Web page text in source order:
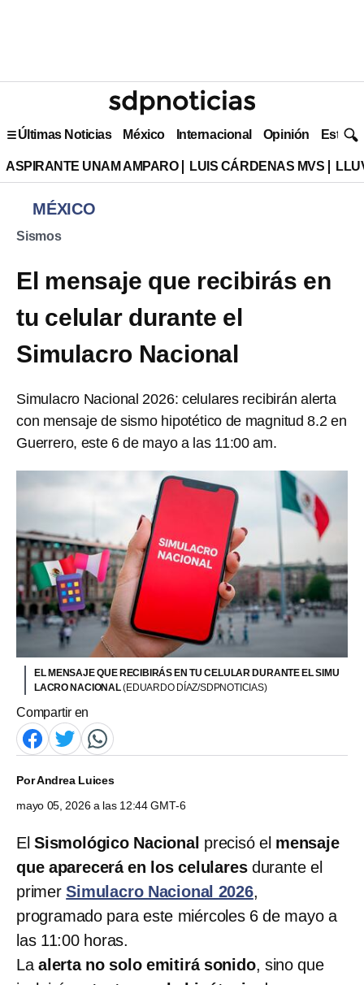
Últimas Noticias México Internacional Opinión Estilo
ASPIRANTE UNAM AMPARO LUIS CÁRDENAS MVS
MÉXICO
Sismos
El mensaje que recibirás en
tu celular durante el
Simulacro Nacional
Simulacro Nacional 2026: celulares recibirán alerta
con mensaje de sismo hipotético de magnitud 8.2 en
Guerrero, este 6 de mayo a las 11:00 am.
EL MENSAJE QUE RECIBIRÁS EN TU CELULAR DURANTE EL SIMU
LACRO NACIONAL(EDUARDO DÍAZ/SDPNOTICIAS)
Compartir en
PorAndrea Luices
mayo 05, 2026 a las 12:44 GMT-6
El Sismológico Nacional precisó el mensaje
que aparecerá en los celularesdurante el
primerSimulacro Nacional 2026,
programado para este miércoles 6 de mayo a
las 11:00 horas.
La alerta no solo emitirá sonido, sino que